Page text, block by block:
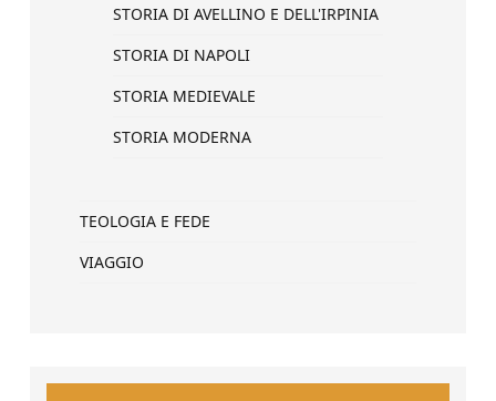
STORIA DI AVELLINO E DELL'IRPINIA
STORIA DI NAPOLI
STORIA MEDIEVALE
STORIA MODERNA
TEOLOGIA E FEDE
VIAGGIO